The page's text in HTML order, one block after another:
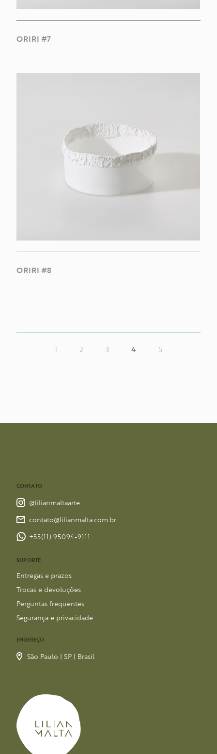
ORIRI #7
ORIRI #8
1 2 3 4 5
CONTATO
@lilianmaltaarte
contato@lilianmalta.com.br
+55(11) 95094-9111
SUPORTE
Entregas e prazos
Trocas e devoluções
Perguntas frequentes
Segurança e privacidade
ENDEREÇO
São Paulo | SP | Brasil